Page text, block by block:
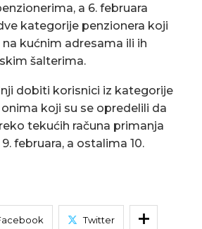
a 6. februara
kategorije penzionera koji
kućnim adresama ili ih
šalterima.
dobiti korisnici iz kategorije
koji su se opredelili da
tekućih računa primanja
februara, a ostalima 10.
Twitter